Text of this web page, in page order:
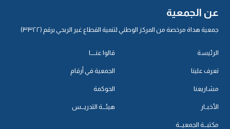
عن الجمعية
جمعية هداة مرخصة من المركز الوطني لتنمية القطاع غير الربحي برقم (٣٣٢٢)
الرئيسة
تعرف علينا
مشاريعنا
الأخبــار
مكتبـــة الجمعيـــة
قالوا عنـــــا
الجمعية في أرقام
الحوكمة
هيئـــة التدريـــس